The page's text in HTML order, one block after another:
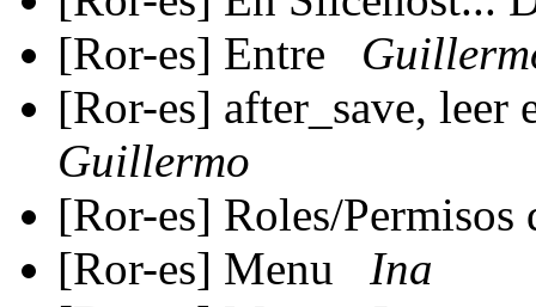
[Ror-es] Entre
[Ror-es] after_save, leer
Guillermo
[Ror-es] Roles/Permisos
[Ror-es] Menu
Ina